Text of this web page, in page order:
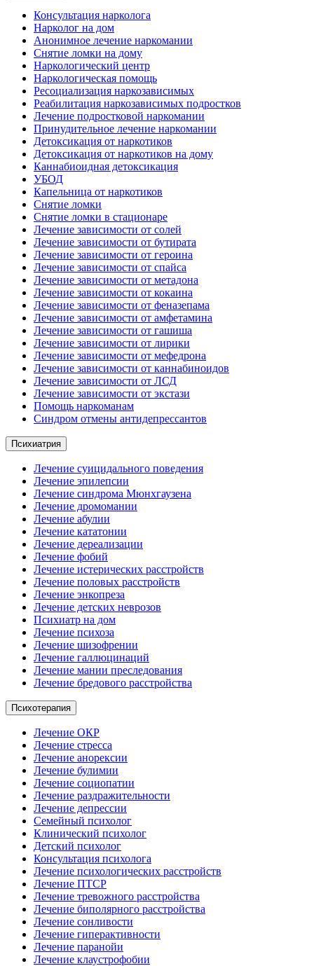
Консультация нарколога
Нарколог на дом
Анонимное лечение наркомании
Снятие ломки на дому
Наркологический центр
Наркологическая помощь
Ресоциализация наркозависимых
Реабилитация наркозависимых подростков
Лечение подростковой наркомании
Принудительное лечение наркомании
Детоксикация от наркотиков
Детоксикация от наркотиков на дому
Каннабиоидная детоксикация
УБОД
Капельница от наркотиков
Снятие ломки
Снятие ломки в стационаре
Лечение зависимости от солей
Лечение зависимости от бутирата
Лечение зависимости от героина
Лечение зависимости от спайса
Лечение зависимости от метадона
Лечение зависимости от кокаина
Лечение зависимости от феназепама
Лечение зависимости от амфетамина
Лечение зависимости от гашиша
Лечение зависимости от лирики
Лечение зависимости от мефедрона
Лечение зависимости от каннабиноидов
Лечение зависимости от ЛСД
Лечение зависимости от экстази
Помощь наркоманам
Синдром отмены антидепрессантов
Психиатрия
Лечение суицидального поведения
Лечение эпилепсии
Лечение синдрома Мюнхгаузена
Лечение дромомании
Лечение абулии
Лечение кататонии
Лечение дереализации
Лечение фобий
Лечение истерических расстройств
Лечение половых расстройств
Лечение энкопреза
Лечение детских неврозов
Психиатр на дом
Лечение психоза
Лечение шизофрении
Лечение галлюцинаций
Лечение мании преследования
Лечение бредового расстройства
Психотерапия
Лечение ОКР
Лечение стресса
Лечение анорексии
Лечение булимии
Лечение социопатии
Лечение раздражительности
Лечение депрессии
Семейный психолог
Клинический психолог
Детский психолог
Консультация психолога
Лечение психологических расстройств
Лечение ПТСР
Лечение тревожного расстройства
Лечение биполярного расстройства
Лечение сонливости
Лечение гиперактивности
Лечение паранойи
Лечение клаустрофобии